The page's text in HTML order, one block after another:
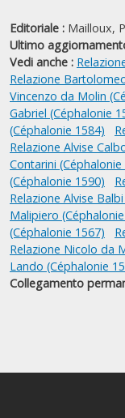
Editoriale : Mailloux,
Ultimo
Vedi anche :
Relazione
Vincenzo da Molin
Gabriel (Céphalonie
(Céphalonie 1584)
Relazione Alvise
Contarini (Céphalonie
(Céphalonie 1590)
Relazione Alvise
Malipiero
(Céphalonie 1567)
Relazione Nicolo da
Lando (Céphalonie
Collegamento